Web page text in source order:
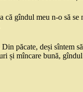
gîndul meu n-o să
păcate, deși sîntem
și mîncare bună,